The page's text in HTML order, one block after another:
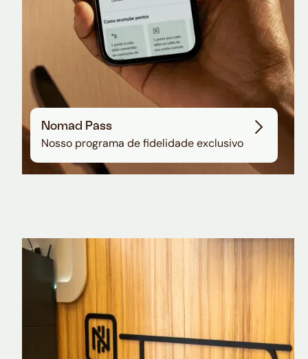
Nomad Pass
Nosso programa de fidelidade exclusivo
Nomad Explorer
Cartão de crédito brasileiro com cashback